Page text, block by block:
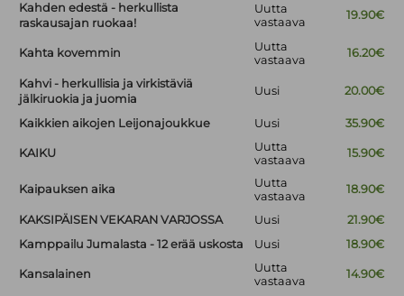
Kahden edestä - herkullista
raskausajan ruokaa!
Uutta
vastaava
19.90€
Kahta kovemmin
Uutta
vastaava
16.20€
Kahvi - herkullisia ja virkistäviä
jälkiruokia ja juomia
Uusi 20.00€
Kaikkien aikojen Leijonajoukkue Uusi 35.90€
KAIKU
Uutta
vastaava
15.90€
Kaipauksen aika
Uutta
vastaava
18.90€
KAKSIPÄISEN VEKARAN VARJOSSA Uusi
21.90€
Kamppailu Jumalasta - 12 erää uskosta
Uusi 18.90€
Kansalainen
Uutta
vastaava
14.90€